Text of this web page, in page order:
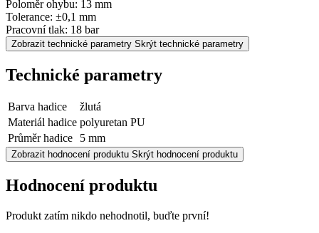
Poloměr ohybu: 13 mm
Tolerance: ±0,1 mm
Pracovní tlak: 18 bar
Zobrazit technické parametry Skrýt technické parametry
Technické parametry
Barva hadice
žlutá
Materiál hadice polyuretan PU
Průměr hadice
5 mm
Zobrazit hodnocení produktu Skrýt hodnocení produktu
Hodnocení produktu
Produkt zatím nikdo nehodnotil, buďte první!